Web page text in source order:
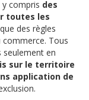
y compris des
toutes les
des règles
Tous
seulement en
sur le territoire
application de